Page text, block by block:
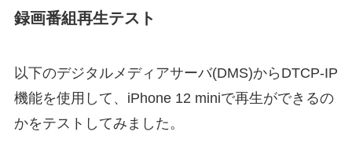
録画番組再生テスト
以下のデジタルメディアサーバ(DMS)からDTCP-IP
機能を使用して、iPhone 12 miniで再生ができるの
かをテストしてみました。